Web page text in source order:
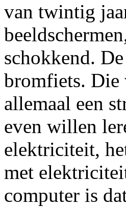
van twintig
schokkend.
bromfiets. Die
allemaal een
even willen
elektriciteit,
met
computer is